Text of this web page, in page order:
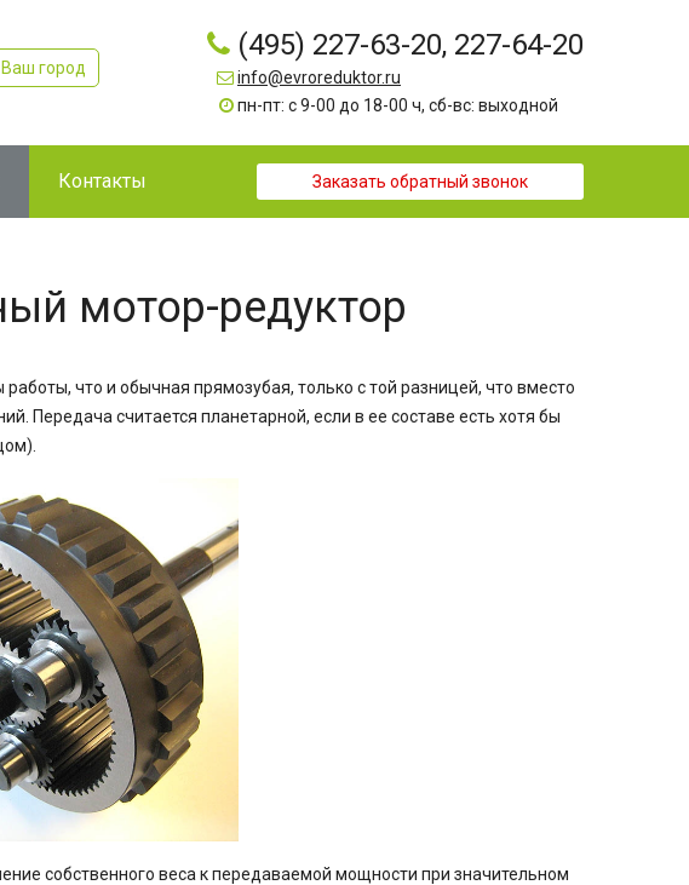
город
(495) 227-63-20, 227-64-20
info@evroreduktor.ru
пн-пт: с 9-00 до 18-00 ч, сб-вс: выходной
Контакты Заказать обратный звонок
мотор-редуктор
что и обычная прямозубая, только с той разницей, что вместо
Передача считается планетарной, если в ее составе есть хотя бы
собственного веса к передаваемой мощности при значительном